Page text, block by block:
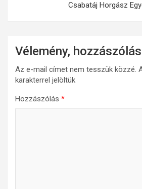
Csabatáj Horgász
Vélemény,
Az e-mail címet nem tesszük közzé.
karakterrel jelöltük
Hozzászólás *